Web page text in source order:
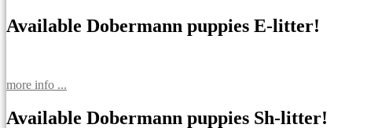
Available Dobermann puppies E-litter!
more info ...
Available Dobermann puppies Sh-litter!